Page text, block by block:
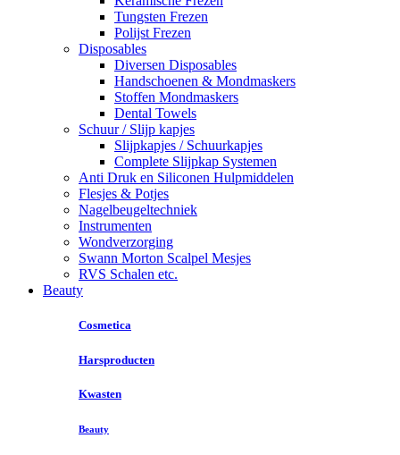
Tungsten Frezen
Polijst Frezen
Disposables
Diversen Disposables
Handschoenen & Mondmaskers
Stoffen Mondmaskers
Dental Towels
Schuur / Slijp kapjes
Slijpkapjes / Schuurkapjes
Complete Slijpkap Systemen
Anti Druk en Siliconen Hulpmiddelen
Flesjes & Potjes
Nagelbeugeltechniek
Instrumenten
Wondverzorging
Swann Morton Scalpel Mesjes
RVS Schalen etc.
Beauty
Cosmetica
Harsproducten
Kwasten
Beauty